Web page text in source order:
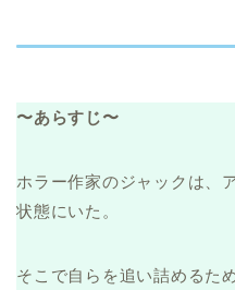
〜あらすじ〜
ホラー作家のジャックは、
状態にいた。
そこで自らを追い詰めるた